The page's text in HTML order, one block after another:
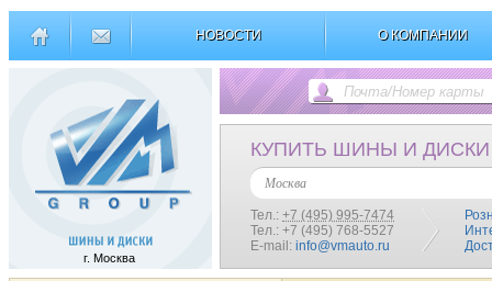
НОВОСТИ О КОМПАНИИ
г. Москва
КУПИТЬ ШИНЫ И ДИСКИ
Москва
Тел.: +7 (495) 995-7474
Тел.: +7 (495) 768-5527
E-mail: info@vmauto.ru